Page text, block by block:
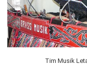
Tim Musik